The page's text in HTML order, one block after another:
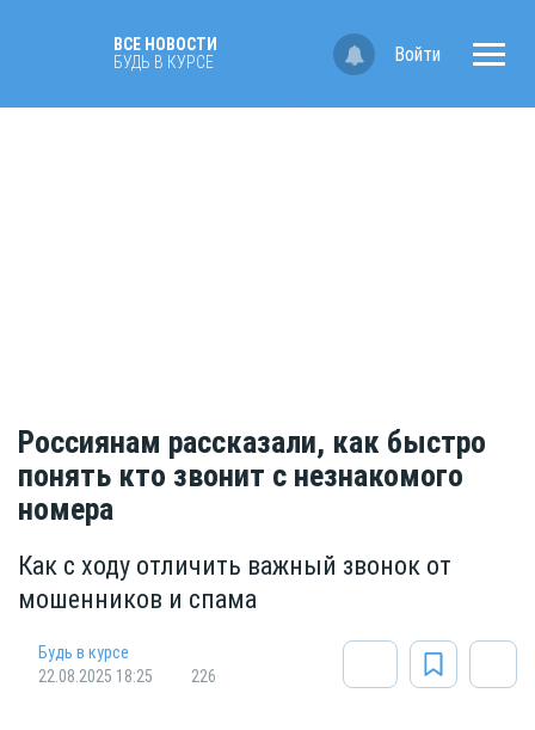
ВСЕ НОВОСТИ
БУДЬ В КУРСЕ
Войти
Россиянам рассказали, как быстро
понять кто звонит с незнакомого
номера
Как с ходу отличить важный звонок от
мошенников и спама
Будь в курсе
22.08.2025 18:25
226